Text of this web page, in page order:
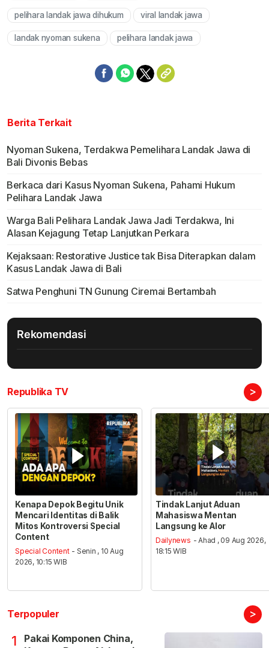
pelihara landak jawa dihukum viral landak jawa
landak nyoman sukena pelihara landak jawa
Berita Terkait
Nyoman Sukena, Terdakwa Pemelihara Landak Jawa di
Bali Divonis Bebas
Berkaca dari Kasus Nyoman Sukena, Pahami Hukum
Pelihara Landak Jawa
Warga Bali Pelihara Landak Jawa Jadi Terdakwa, Ini
Alasan Kejagung Tetap Lanjutkan Perkara
Kejaksaan: Restorative Justice tak Bisa Diterapkan dalam
Kasus Landak Jawa di Bali
Satwa Penghuni TN Gunung Ciremai Bertambah
Rekomendasi
Republika TV >
Kenapa Depok Begitu Unik
Mencari Identitas di Balik
Mitos Kontroversi Special
Content
Special Content - Senin , 10 Aug
2026, 10:15 WIB
Tindak Lanjut Aduan
Mahasiswa Mentan
Langsung ke Alor
Dailynews - Ahad , 09 Aug 2026,
18:15 WIB
Terpopuler >
1
Pakai Komponen China,